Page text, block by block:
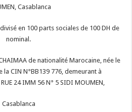
Casablanca
en 100 parts sociales de 100 DH de
nominal.
de nationalité Marocaine, née le
CIN N°BB139 776, demeurant à
24 IMM 56 N° 5 SIDI MOUMEN,
Casablanca